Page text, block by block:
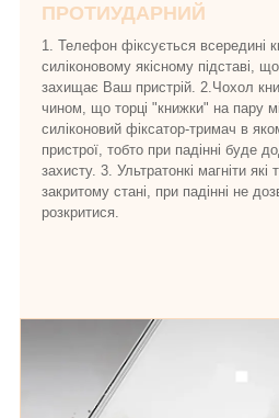
ПРОТИУДАРНИЙ
1. Телефон фіксується всередині
силіконовому якісному підставі,
захищає Ваш пристрій. 2.Чохол
чином, що торці "книжки" на пару
силіконовий фіксатор-тримач в
пристрої, тобто при падінні буде
захисту. 3. Ультратонкі магніти
закритому стані, при падінні не
розкритися.